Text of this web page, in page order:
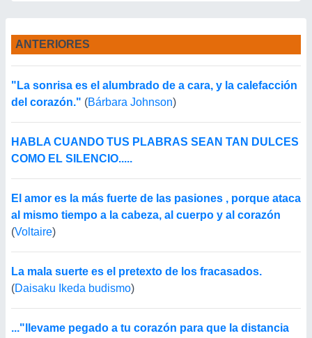
ANTERIORES
"La sonrisa es el alumbrado de a cara, y la calefacción
del corazón." (Bárbara Johnson)
HABLA CUANDO TUS PLABRAS SEAN TAN DULCES
COMO EL SILENCIO.....
El amor es la más fuerte de las pasiones , porque ataca
al mismo tiempo a la cabeza, al cuerpo y al corazón
(Voltaire)
La mala suerte es el pretexto de los fracasados.
(Daisaku Ikeda budismo)
..."llevame pegado a tu corazón para que la distancia